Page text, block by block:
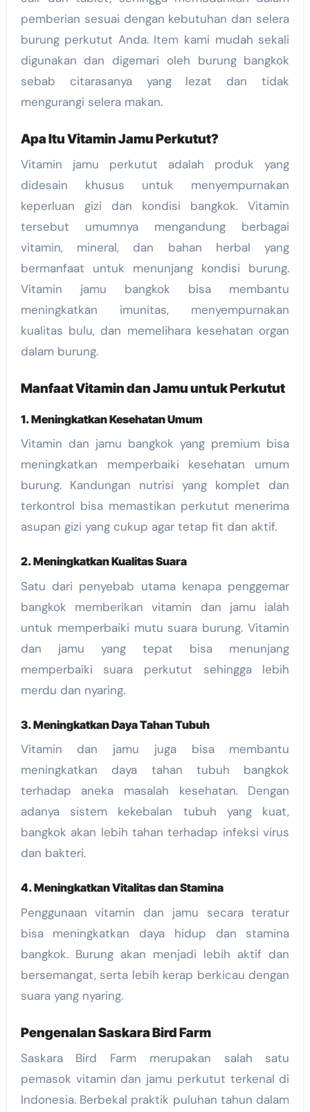
pemberian sesuai dengan kebutuhan dan selera
burung perkutut Anda. Item kami mudah sekali
digunakan dan digemari oleh burung bangkok
sebab citarasanya yang lezat dan tidak
mengurangi selera makan.
Apa Itu Vitamin Jamu Perkutut?
Vitamin jamu perkutut adalah produk yang
didesain khusus untuk menyempurnakan
keperluan gizi dan kondisi bangkok. Vitamin
tersebut umumnya mengandung berbagai
vitamin, mineral, dan bahan herbal yang
bermanfaat untuk menunjang kondisi burung.
Vitamin jamu bangkok bisa membantu
meningkatkan imunitas, menyempurnakan
kualitas bulu, dan memelihara kesehatan organ
dalam burung.
Manfaat Vitamin dan Jamu untuk Perkutut
1. Meningkatkan Kesehatan Umum
Vitamin dan jamu bangkok yang premium bisa
meningkatkan memperbaiki kesehatan umum
burung. Kandungan nutrisi yang komplet dan
terkontrol bisa memastikan perkutut menerima
asupan gizi yang cukup agar tetap fit dan aktif.
2. Meningkatkan Kualitas Suara
Satu dari penyebab utama kenapa penggemar
bangkok memberikan vitamin dan jamu ialah
untuk memperbaiki mutu suara burung. Vitamin
dan jamu yang tepat bisa menunjang
memperbaiki suara perkutut sehingga lebih
merdu dan nyaring.
3. Meningkatkan Daya Tahan Tubuh
Vitamin dan jamu juga bisa membantu
meningkatkan daya tahan tubuh bangkok
terhadap aneka masalah kesehatan. Dengan
adanya sistem kekebalan tubuh yang kuat,
bangkok akan lebih tahan terhadap infeksi virus
dan bakteri.
4. Meningkatkan Vitalitas dan Stamina
Penggunaan vitamin dan jamu secara teratur
bisa meningkatkan daya hidup dan stamina
bangkok. Burung akan menjadi lebih aktif dan
bersemangat, serta lebih kerap berkicau dengan
suara yang nyaring.
Pengenalan Saskara Bird Farm
Saskara Bird Farm merupakan salah satu
pemasok vitamin dan jamu perkutut terkenal di
Indonesia. Berbekal praktik puluhan tahun dalam